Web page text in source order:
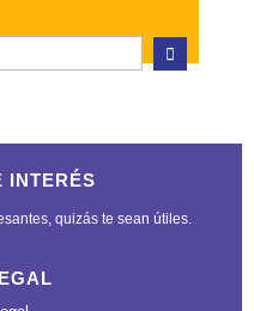
INTERÉS
quizás te sean útiles.